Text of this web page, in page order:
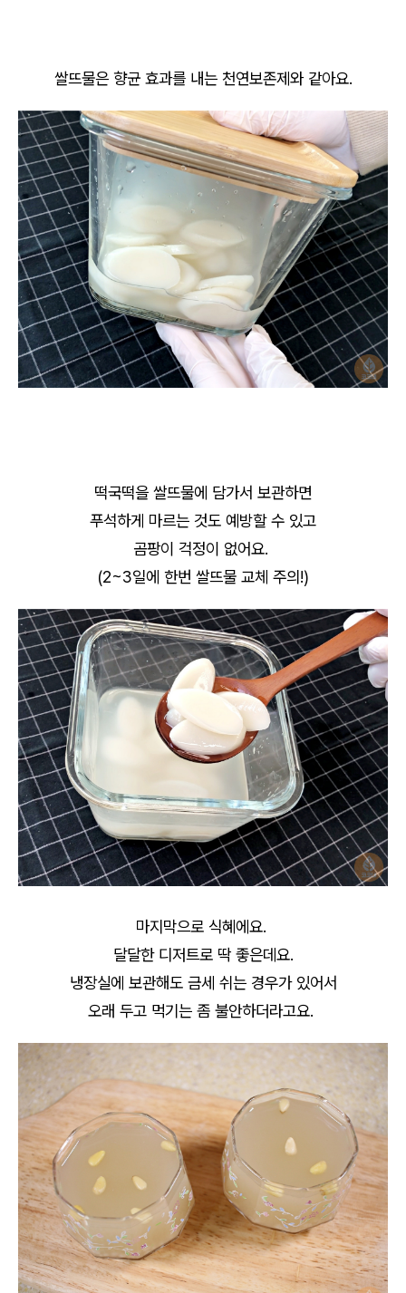
쌀뜨물은 향균 효과를 내는 천연보존제와 같아요.
떡국떡을 쌀뜨물에 담가서 보관하면
푸석하게 마르는 것도 예방할 수 있고
곰팡이 걱정이 없어요.
(2~3일에 한번 쌀뜨물 교체 주의!)
마지막으로 식혜에요.
달달한 디저트로 딱 좋은데요.
냉장실에 보관해도 금세 쉬는 경우가 있어서
오래 두고 먹기는 좀 불안하더라고요.